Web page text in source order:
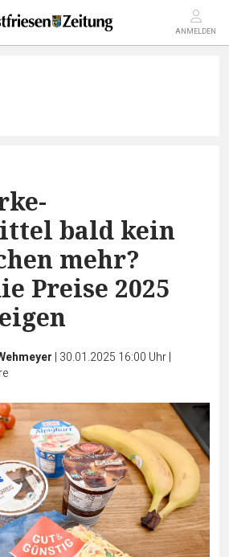
ANMELDEN
bald kein
mehr?
Preise 2025
| 30.01.2025 16:00 Uhr|